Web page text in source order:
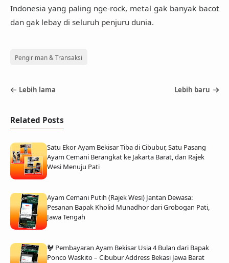
Indonesia yang paling nge-rock, metal gak banyak bacot
dan gak lebay di seluruh penjuru dunia.
Pengiriman & Transaksi
Lebih lama Lebih baru
Related Posts
Satu Ekor Ayam Bekisar Tiba di Cibubur, Satu Pasang
Ayam Cemani Berangkat ke Jakarta Barat, dan Rajek
Wesi Menuju Pati
Ayam Cemani Putih (Rajek Wesi) Jantan Dewasa:
Pesanan Bapak Kholid Munadhor dari Grobogan Pati,
Jawa Tengah
🐓 Pembayaran Ayam Bekisar Usia 4 Bulan dari Bapak
Ponco Waskito – Cibubur Address Bekasi Jawa Barat